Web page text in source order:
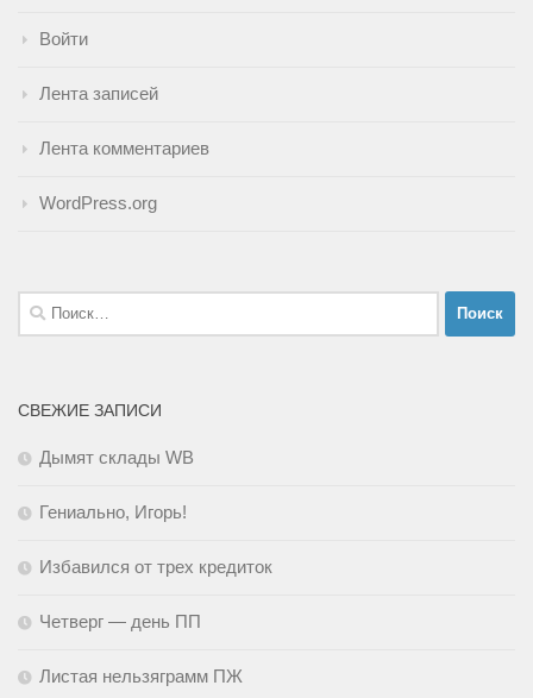
Войти
Лента записей
Лента комментариев
WordPress.org
Найти:
СВЕЖИЕ ЗАПИСИ
Дымят склады WB
Гениально, Игорь!
Избавился от трех кредиток
Четверг — день ПП
Листая нельзяграмм ПЖ